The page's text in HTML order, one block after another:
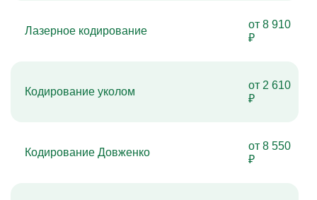
Лазерное кодирование
от 8 910
₽
Кодирование уколом
от 2 610
₽
Кодирование Довженко
от 8 550
₽